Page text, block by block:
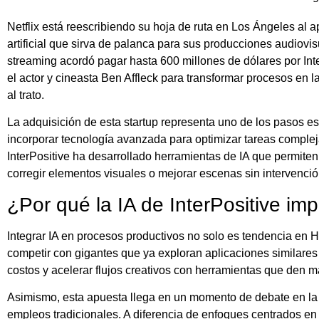
Netflix está reescribiendo su hoja de ruta en Los Ángeles al
artificial que sirva de palanca para sus producciones
streaming acordó pagar hasta 600 millones de dólares por
el actor y cineasta Ben Affleck para transformar procesos en
al trato.
La adquisición de esta startup representa uno de los pasos
incorporar tecnología avanzada para optimizar tareas
InterPositive ha desarrollado herramientas de IA que
corregir elementos visuales o mejorar escenas sin
¿Por qué la IA de InterPositive
Integrar IA en procesos productivos no solo es tendencia en
competir con gigantes que ya exploran aplicaciones
costos y acelerar flujos creativos con herramientas que den
Asimismo, esta apuesta llega en un momento de debate en
empleos tradicionales. A diferencia de enfoques centrados